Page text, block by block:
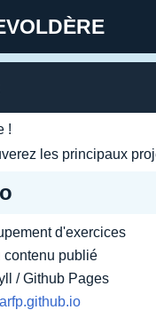
!
les principaux
d'exercices
contenu publié
/ Github Pages